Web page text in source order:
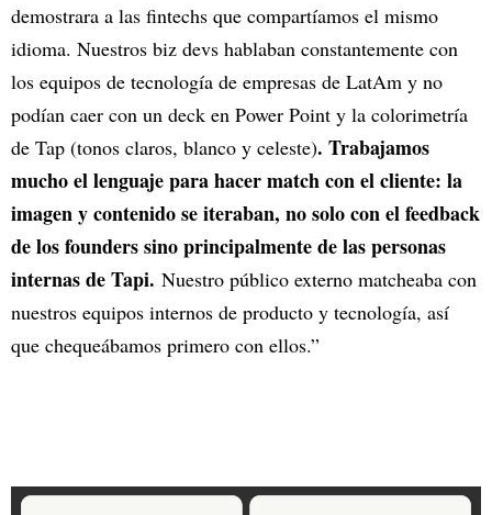
demostrara a las fintechs que compartíamos el mismo
idioma. Nuestros biz devs hablaban constantemente con
los equipos de tecnología de empresas de LatAm y no
podían caer con un deck en Power Point y la colorimetría
de Tap (tonos claros, blanco y celeste). Trabajamos
mucho el lenguaje para hacer match con el cliente: la
imagen y contenido se iteraban, no solo con el feedback
de los founders sino principalmente de las personas
internas de Tapi. Nuestro público externo matcheaba con
nuestros equipos internos de producto y tecnología, así
que chequeábamos primero con ellos.”